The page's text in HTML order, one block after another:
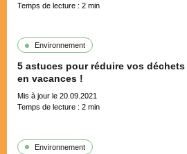
Temps de lecture : 2 min
Environnement
5 astuces pour réduire vos déchets
en vacances !
Mis à jour le 20.09.2021
Temps de lecture : 2 min
Environnement